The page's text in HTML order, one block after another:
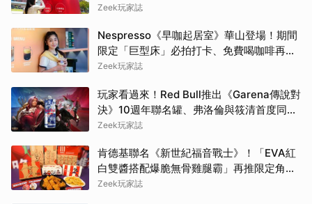
挑戰「打破慣性」
Zeek玩家誌
Nespresso《早咖起居室》華山登場！期間
限定「巨型床」必拍打卡、免費喝咖啡再拿
好禮
Zeek玩家誌
玩家看過來！Red Bull推出《Garena傳說對
決》10週年聯名罐、弗洛倫與筱清首度同框
必收藏
Zeek玩家誌
肯德基聯名《新世紀福音戰士》！「EVA紅
白雙醬搭配爆脆無骨雞腿霸」再推限定角色
卡、周邊必搶收
Zeek玩家誌